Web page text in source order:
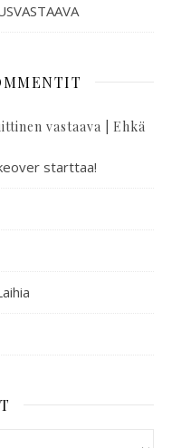
vastaava | Ehkä
starttaa!